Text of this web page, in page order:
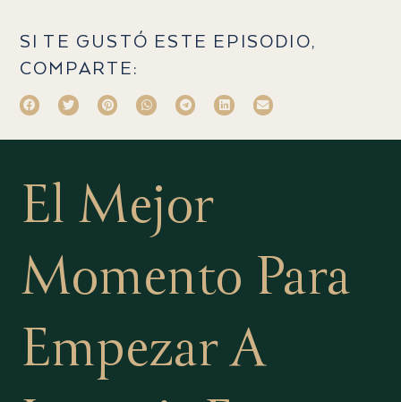
SI TE GUSTÓ ESTE EPISODIO,
COMPARTE:
El Mejor
Momento Para
Empezar A